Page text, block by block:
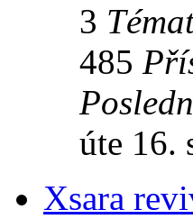
3
485
úte 16.
Xsara